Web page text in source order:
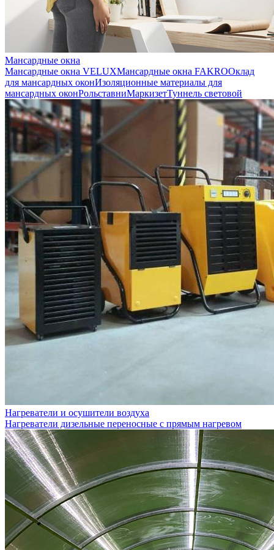
Мансардные окна
Мансардные окна VELUXМансардные окна FAKROОклад
для мансардных оконИзоляционные материалы для
мансардных оконРольставниМаркизетТуннель световой
Нагреватели и осушители воздуха
Нагреватели дизельные переносные с прямым нагревом